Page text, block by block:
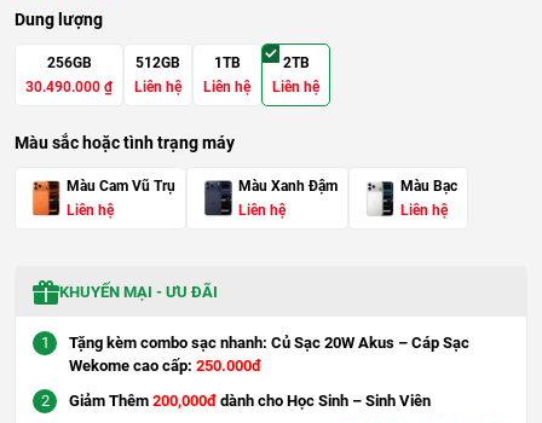
Dung lượng
256GB
30.490.000 ₫
512GB
Liên hệ
1TB
Liên hệ
2TB
Liên hệ
Màu sắc hoặc tình trạng máy
Màu Cam Vũ Trụ
Liên hệ
Màu Xanh Đậm
Liên hệ
Màu Bạc
Liên hệ
KHUYẾN MẠI - ƯU ĐÃI
Tặng kèm combo sạc nhanh: Củ Sạc 20W Akus – Cáp Sạc
Wekome cao cấp: 250.000đ
Giảm Thêm 200,000đ dành cho Học Sinh – Sinh Viên